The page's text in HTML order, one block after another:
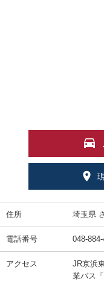
住所 埼玉県
電話番号 048-
アクセス
JR京浜
業バス